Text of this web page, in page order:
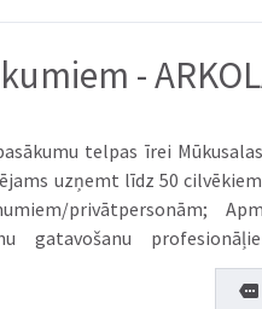
-
telpas īrei
uzņemt līdz 50
privātpersonām;
gatavošanu
satura veidotāju